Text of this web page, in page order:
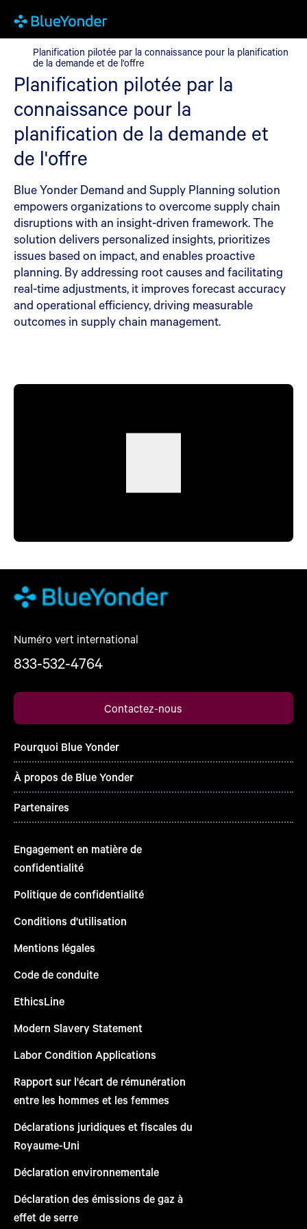
Planification pilotée par la connaissance pour la planification
Planification pilotée par la connaissance pour la planification
de la demande et de l'offre
Planification pilotée par la
connaissance pour la
planification de la demande et
de l'offre
Blue Yonder Demand and Supply Planning solution
empowers organizations to overcome supply chain
disruptions with an insight-driven framework. The
solution delivers personalized insights, prioritizes
issues based on impact, and enables proactive
planning. By addressing root causes and facilitating
real-time adjustments, it improves forecast accuracy
and operational efficiency, driving measurable
outcomes in supply chain management.
Numéro vert international
833-532-4764
Contactez-nous
Pourquoi Blue Yonder
À propos de Blue Yonder
Partenaires
Engagement en matière de
confidentialité
Politique de confidentialité
Conditions d'utilisation
Mentions légales
Code de conduite
EthicsLine
Modern Slavery Statement
Labor Condition Applications
Rapport sur l'écart de rémunération
entre les hommes et les femmes
Déclarations juridiques et fiscales du
Royaume-Uni
Déclaration environnementale
Déclaration des émissions de gaz à
effet de serre